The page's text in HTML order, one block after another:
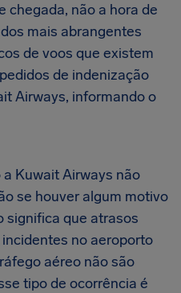
chegada, não a hora de
mais abrangentes
de voos que existem
de indenização
Airways, informando o
Kuwait Airways não
se houver algum motivo
significa que atrasos
no aeroporto
aéreo não são
tipo de ocorrência é